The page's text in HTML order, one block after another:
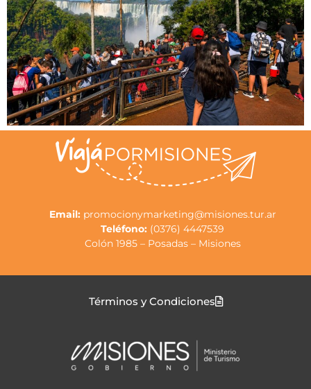
Email:promocionymarketing@misiones.tur.ar
Teléfono: (0376) 4447539
Colón 1985 – Posadas – Misiones
Términos y Condiciones